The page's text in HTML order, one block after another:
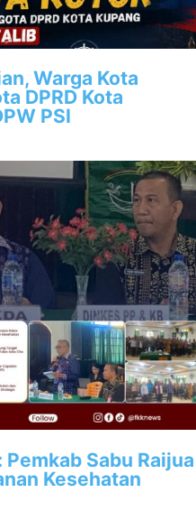
Warga Kota
DPRD Kota
PSI
Sabu Raijua
Kesehatan